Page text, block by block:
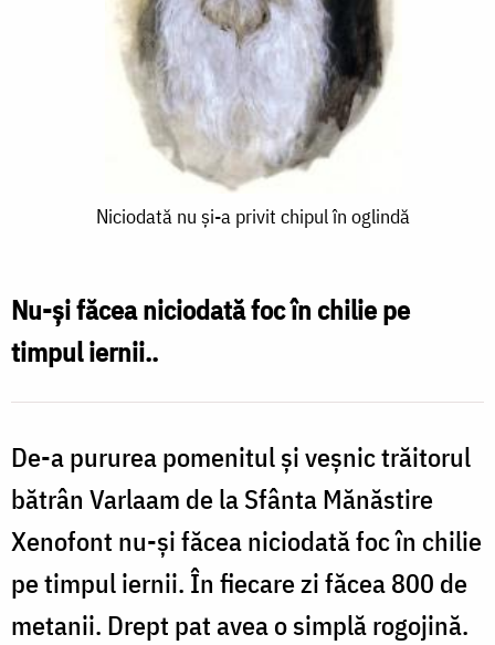
Niciodată
a
privit
chipul
în
oglindă
Niciodată nu şi-a privit chipul în oglindă
Nu-şi făcea niciodată foc în chilie pe
timpul iernii..
De-a pururea pomenitul şi veşnic trăitorul
bătrân Varlaam de la Sfânta Mănăstire
Xenofont nu-şi făcea niciodată foc în chilie
pe timpul iernii. În fiecare zi făcea 800 de
metanii. Drept pat avea o simplă rogojină.